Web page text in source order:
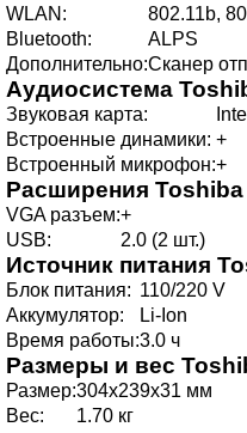
WLAN:
802.11b,
Bluetooth:
ALPS
Дополнительно:Сканер
Аудиосистема
Звуковая карта:
Встроенные динамики: +
Встроенный микрофон:+
Расширения Toshiba
VGA разъем:+
USB:
2.0 (2 шт.)
Источник питания
Блок питания: 110/220 V
Аккумулятор:
Li-Ion
Время работы:3.0 ч
Размеры и вес
Размер:304x239x31 мм
Вес:
1.70 кг